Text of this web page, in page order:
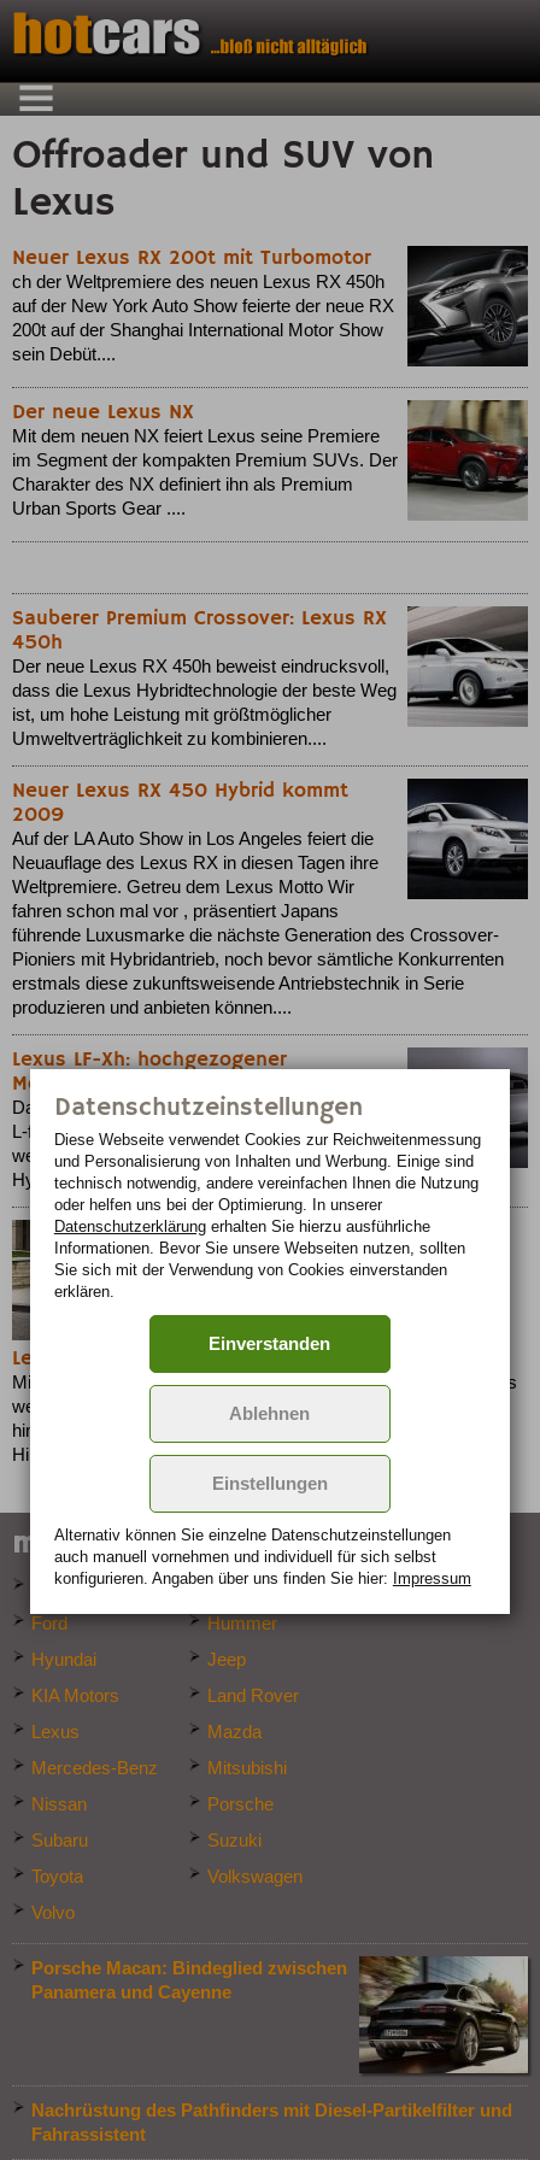
Offroader und SUV von
Lexus
Neuer Lexus RX 200t mit Turbomotor
ch der Weltpremiere des neuen Lexus RX 450h
auf der New York Auto Show feierte der neue RX
200t auf der Shanghai International Motor Show
sein Debüt....
Der neue Lexus NX
Mit dem neuen NX feiert Lexus seine Premiere
im Segment der kompakten Premium SUVs. Der
Charakter des NX definiert ihn als Premium
Urban Sports Gear ....
Sauberer Premium Crossover: Lexus RX
450h
Der neue Lexus RX 450h beweist eindrucksvoll,
dass die Lexus Hybridtechnologie der beste Weg
ist, um hohe Leistung mit größtmöglicher
Umweltverträglichkeit zu kombinieren....
Neuer Lexus RX 450 Hybrid kommt
2009
Auf der LA Auto Show in Los Angeles feiert die
Neuauflage des Lexus RX in diesen Tagen ihre
Weltpremiere. Getreu dem Lexus Motto Wir
fahren schon mal vor , präsentiert Japans
führende Luxusmarke die nächste Generation des Crossover-
Pioniers mit Hybridantrieb, noch bevor sämtliche Konkurrenten
erstmals diese zukunftsweisende Antriebstechnik in Serie
produzieren und anbieten können....
Lexus LF-Xh: hochgezogener
Modellathlet mit sauberer Weste
Das Konzept-SUV schreibt die Formensprache
L-finesse fort und ist mit einem
weiterentwickelten umweltverträglichen
Hybridantrieb ausgerüstet....
Lexus RX als Alternative zur luxuriösen Limousine
Mit dem RX entwickelte Lexus ein Sports Utility Vehicle , das als
wegweisend im Segment der Premium-SUVs gilt - sowohl
hinsichtlich seiner Variabilität und Funktionalität als auch im
Hinblick auf Verarbeitung und Ausstattung....
marken-specials
Audi
BMW
Ford
Hummer
Hyundai
Jeep
KIA Motors
Land Rover
Lexus
Mazda
Mercedes-Benz
Mitsubishi
Nissan
Porsche
Subaru
Suzuki
Toyota
Volkswagen
Volvo
Porsche Macan: Bindeglied zwischen
Panamera und Cayenne
Nachrüstung des Pathfinders mit Diesel-Partikelfilter und
Fahrassistent
Datenschutzeinstellungen
Diese Webseite verwendet Cookies zur Reichweiten­messung
und Personalisierung von Inhalten und Werbung. Einige sind
technisch notwendig, andere vereinfachen Ihnen die Nutzung
oder helfen uns bei der Optimierung. In unserer
Datenschutzerklärungerhalten Sie hierzu ausführliche
Informationen. Bevor Sie unsere Webseiten nutzen, sollten
Sie sich mit der Verwendung von Cookies einverstanden
erklären.
Einverstanden
Ablehnen
Einstellungen
Alternativ können Sie einzelne Datenschutz­ein­stellungen
auch manuell vor­nehmen und indivi­duell für sich selbst
konfigurieren. Angaben über uns finden Sie hier: Impressum